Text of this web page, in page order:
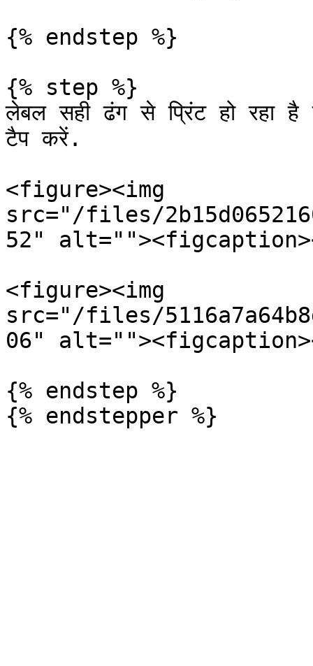
{% endstep %}
{% step %}
लेबल सही ढंग से प्रिंट हो रहा है
टैप करें.
<figure><img
src="/files/
52"
<figure><img
src="/files/
06"
{% endstep %}